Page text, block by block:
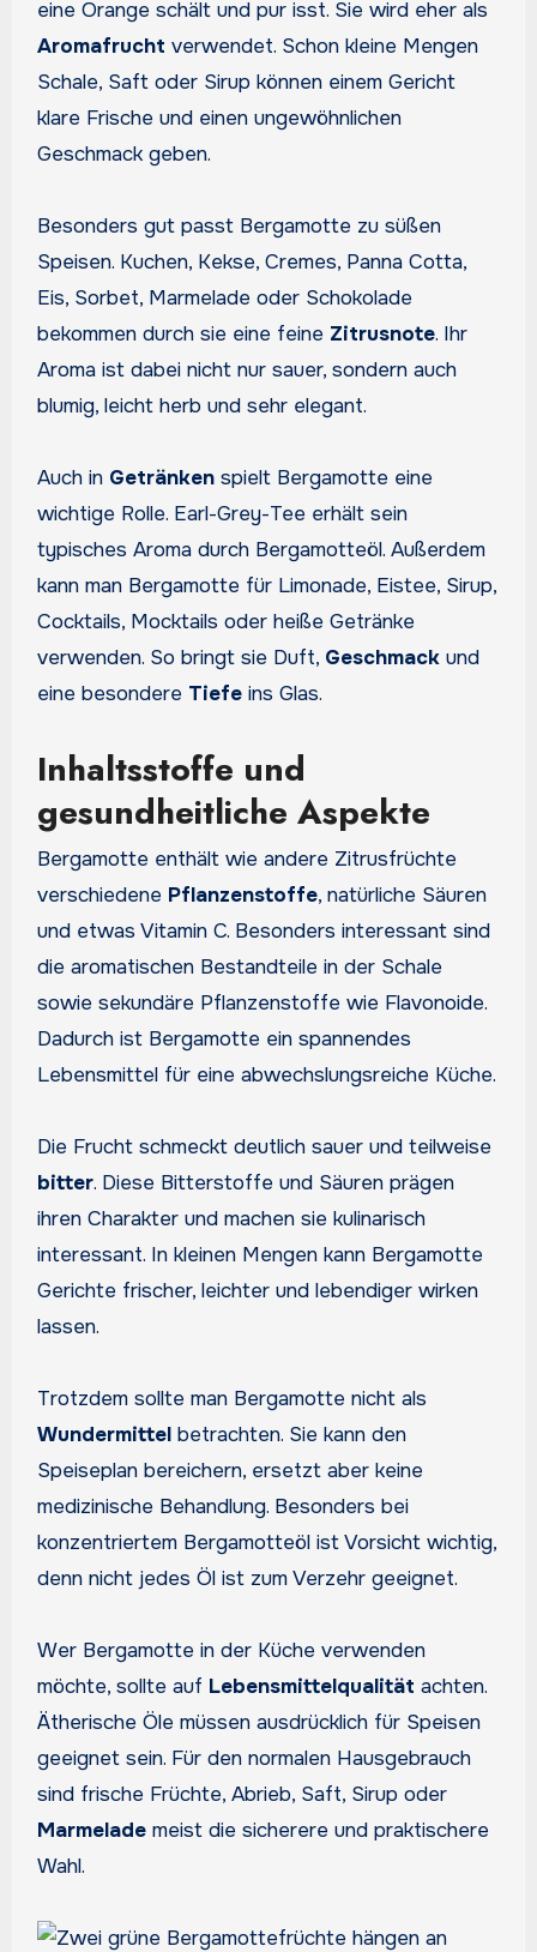
eine Orange schält und pur isst. Sie wird eher als
Aromafrucht verwendet. Schon kleine Mengen
Schale, Saft oder Sirup können einem Gericht
klare Frische und einen ungewöhnlichen
Geschmack geben.
Besonders gut passt Bergamotte zu süßen
Speisen. Kuchen, Kekse, Cremes, Panna Cotta,
Eis, Sorbet, Marmelade oder Schokolade
bekommen durch sie eine feine Zitrusnote. Ihr
Aroma ist dabei nicht nur sauer, sondern auch
blumig, leicht herb und sehr elegant.
Auch in Getränkenspielt Bergamotte eine
wichtige Rolle. Earl-Grey-Tee erhält sein
typisches Aroma durch Bergamotteöl. Außerdem
kann man Bergamotte für Limonade, Eistee, Sirup,
Cocktails, Mocktails oder heiße Getränke
verwenden. So bringt sie Duft, Geschmackund
eine besondere Tiefeins Glas.
Inhaltsstoffe und
gesundheitliche Aspekte
Bergamotte enthält wie andere Zitrusfrüchte
verschiedene Pflanzenstoffe, natürliche Säuren
und etwas Vitamin C. Besonders interessant sind
die aromatischen Bestandteile in der Schale
sowie sekundäre Pflanzenstoffe wie Flavonoide.
Dadurch ist Bergamotte ein spannendes
Lebensmittel für eine abwechslungsreiche Küche.
Die Frucht schmeckt deutlich sauer und teilweise
bitter. Diese Bitterstoffe und Säuren prägen
ihren Charakter und machen sie kulinarisch
interessant. In kleinen Mengen kann Bergamotte
Gerichte frischer, leichter und lebendiger wirken
lassen.
Trotzdem sollte man Bergamotte nicht als
Wundermittelbetrachten. Sie kann den
Speiseplan bereichern, ersetzt aber keine
medizinische Behandlung. Besonders bei
konzentriertem Bergamotteöl ist Vorsicht wichtig,
denn nicht jedes Öl ist zum Verzehr geeignet.
Wer Bergamotte in der Küche verwenden
möchte, sollte auf Lebensmittelqualität achten.
Ätherische Öle müssen ausdrücklich für Speisen
geeignet sein. Für den normalen Hausgebrauch
sind frische Früchte, Abrieb, Saft, Sirup oder
Marmelademeist die sicherere und praktischere
Wahl.